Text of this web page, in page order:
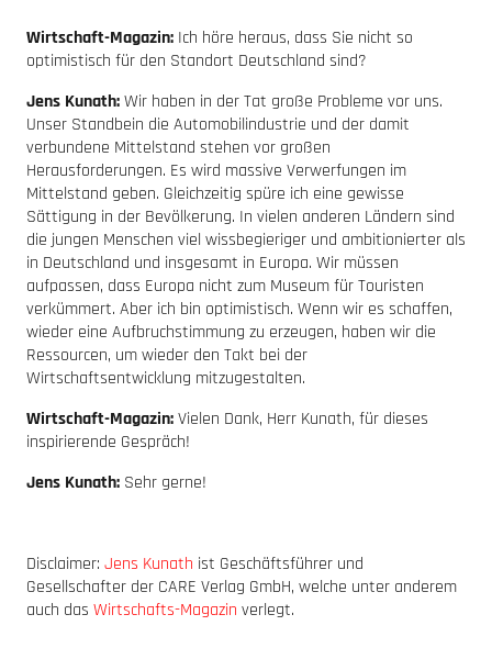
Wirtschaft-Magazin: Ich höre heraus, dass Sie nicht so
optimistisch für den Standort Deutschland sind?
Jens Kunath:Wir haben in der Tat große Probleme vor uns.
Unser Standbein die Automobilindustrie und der damit
verbundene Mittelstand stehen vor großen
Herausforderungen. Es wird massive Verwerfungen im
Mittelstand geben. Gleichzeitig spüre ich eine gewisse
Sättigung in der Bevölkerung. In vielen anderen Ländern sind
die jungen Menschen viel wissbegieriger und ambitionierter als
in Deutschland und insgesamt in Europa. Wir müssen
aufpassen, dass Europa nicht zum Museum für Touristen
verkümmert. Aber ich bin optimistisch. Wenn wir es schaffen,
wieder eine Aufbruchstimmung zu erzeugen, haben wir die
Ressourcen, um wieder den Takt bei der
Wirtschaftsentwicklung mitzugestalten.
Wirtschaft-Magazin:Vielen Dank, Herr Kunath, für dieses
inspirierende Gespräch!
Jens Kunath: Sehr gerne!
Disclaimer: Jens Kunath ist Geschäftsführer und
Gesellschafter der CARE Verlag GmbH, welche unter anderem
auch das Wirtschafts-Magazin verlegt.